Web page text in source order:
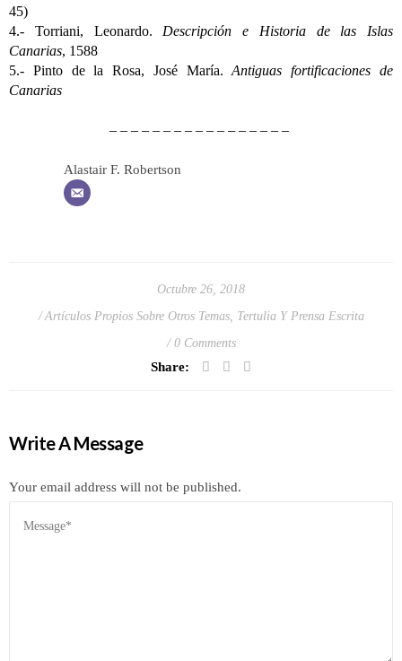
45)
4.- Torriani, Leonardo. Descripción e Historia de las Islas
Canarias, 1588
5.- Pinto de la Rosa, José María.Antiguas fortificaciones de
Canarias
– – – – – – – – – – – – – – – – –
Alastair F. Robertson
Octubre 26, 2018
Artículos Propios Sobre Otros Temas, Tertulia Y Prensa Escrita
0 Comments
Share:
Write A Message
Your email address will not be published.